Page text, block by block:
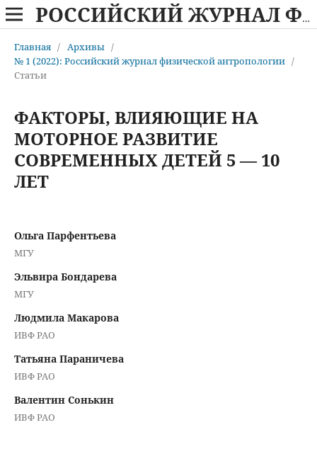
РОССИЙСКИЙ ЖУРНАЛ ФИЗИЧЕСКОЙ АНТРОПОЛОГИИ
Главная / Архивы /
№ 1 (2022): Российский журнал физической антропологии /
Статьи
ФАКТОРЫ, ВЛИЯЮЩИЕ НА
МОТОРНОЕ РАЗВИТИЕ
СОВРЕМЕННЫХ ДЕТЕЙ 5 — 10
ЛЕТ
Ольга Парфентьева
МГУ
Эльвира Бондарева
МГУ
Людмила Макарова
ИВФ РАО
Татьяна Параничева
ИВФ РАО
Валентин Сонькин
ИВФ РАО